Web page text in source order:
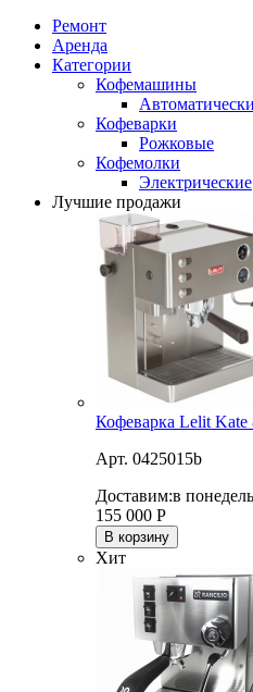
Ремонт
Аренда
Категории
Кофемашины
Кофеварки
Рожковые
Кофемолки
Электрические
Лучшие продажи
Кофеварка Lelit Kate
Арт. 0425015b
Доставим:в
155 000 Р
В корзину
Хит